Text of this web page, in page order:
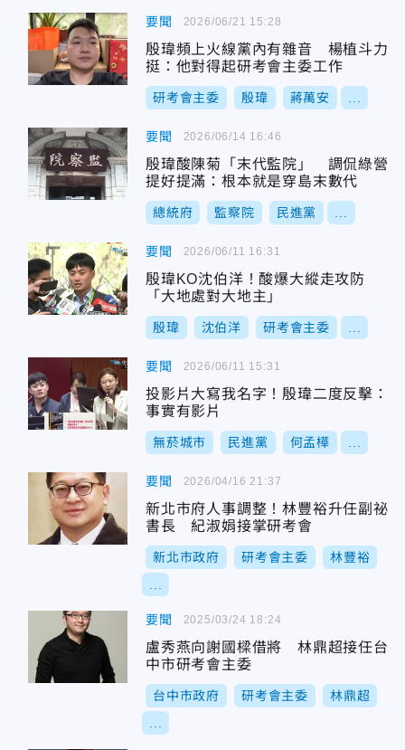
要聞
殷瑋頻上火線黨內有雜音 楊植斗力
挺：他對得起研考會主委工作
研考會主委 殷瑋 蔣萬安
2026/06/21 15:28
要聞
殷瑋酸陳菊「末代監院」 調侃綠營
提好提滿：根本就是穿島末數代
總統府 監察院 民進黨
2026/06/14 16:46
要聞
殷瑋KO沈伯洋！酸爆大縱走攻防
「大地處對大地主」
殷瑋 沈伯洋 研考會主委
2026/06/11 16:31
要聞
投影片大寫我名字！殷瑋二度反擊：
事實有影片
無菸城市 民進黨 何孟樺
2026/06/11 15:31
要聞
新北市府人事調整！林豐裕升任副祕
書長 紀淑娟接掌研考會
新北市政府 研考會主委 林豐裕
2026/04/16 21:37
要聞
盧秀燕向謝國樑借將 林鼎超接任台
中市研考會主委
台中市政府 研考會主委 林鼎超
2025/03/24 18:24